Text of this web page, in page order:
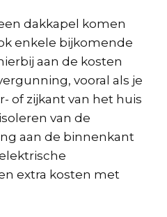
dakkapel komen
enkele bijkomende
aan de kosten
vooral als je
of zijkant van het huis
van de
aan de binnenkant
extra kosten met